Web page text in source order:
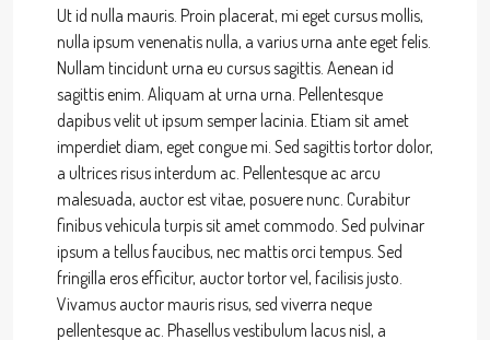
Ut id nulla mauris. Proin placerat, mi eget cursus mollis,
nulla ipsum venenatis nulla, a varius urna ante eget felis.
Nullam tincidunt urna eu cursus sagittis. Aenean id
sagittis enim. Aliquam at urna urna. Pellentesque
dapibus velit ut ipsum semper lacinia. Etiam sit amet
imperdiet diam, eget congue mi. Sed sagittis tortor dolor,
a ultrices risus interdum ac. Pellentesque ac arcu
malesuada, auctor est vitae, posuere nunc. Curabitur
finibus vehicula turpis sit amet commodo. Sed pulvinar
ipsum a tellus faucibus, nec mattis orci tempus. Sed
fringilla eros efficitur, auctor tortor vel, facilisis justo.
Vivamus auctor mauris risus, sed viverra neque
pellentesque ac. Phasellus vestibulum lacus nisl, a